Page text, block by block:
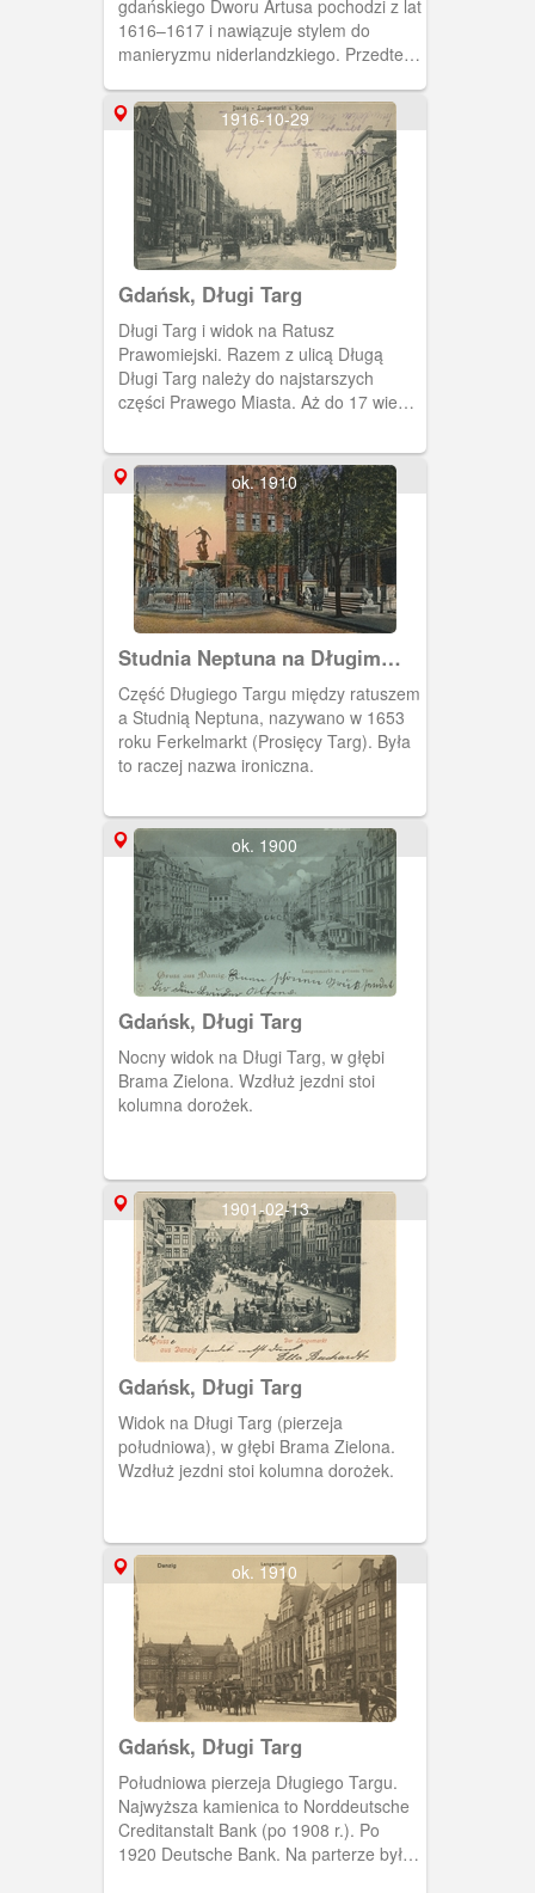
gdańskiego Dworu Artusa pochodzi z lat
1616–1617 i nawiązuje stylem do
manieryzmu niderlandzkiego. Przedtem
wcześniejsze wersje obiektu o formach
średniowiecznych.1916-10-29
Gdańsk, Długi Targ
Długi Targ i widok na Ratusz
Prawomiejski. Razem z ulicą Długą
Długi Targ należy do najstarszych
części Prawego Miasta. Aż do 17 wieku
Langgasse (uliczka Długa).
ok. 1910
Studnia Neptuna na Długim
Targu.
Część Długiego Targu między ratuszem
a Studnią Neptuna, nazywano w 1653
roku Ferkelmarkt (Prosięcy Targ). Była
to raczej nazwa ironiczna.
ok. 1900
Gdańsk, Długi Targ
Nocny widok na Długi Targ, w głębi
Brama Zielona. Wzdłuż jezdni stoi
kolumna dorożek.
1901-02-13
Gdańsk, Długi Targ
Widok na Długi Targ (pierzeja
południowa), w głębi Brama Zielona.
Wzdłuż jezdni stoi kolumna dorożek.
ok. 1910
Gdańsk, Długi Targ
Południowa pierzeja Długiego Targu.
Najwyższa kamienica to Norddeutsche
Creditanstalt Bank (po 1908 r.). Po
1920 Deutsche Bank. Na parterze była